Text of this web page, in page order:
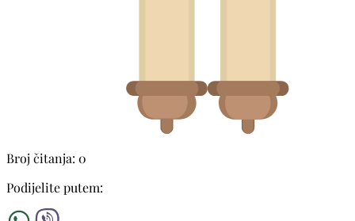
Broj čitanja: 0
Podijelite putem: